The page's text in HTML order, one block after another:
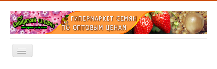
Включить/
выключить